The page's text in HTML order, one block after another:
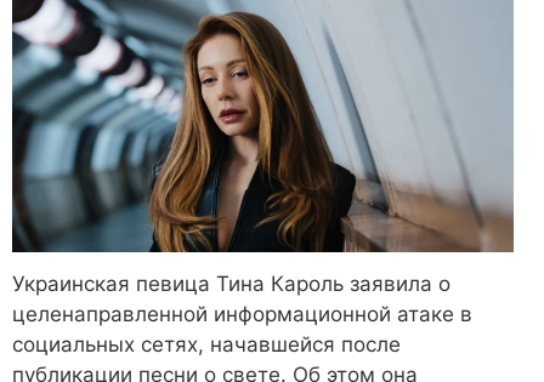
Украинская певица Тина Кароль заявила о
целенаправленной информационной атаке в
социальных сетях, начавшейся после
публикации песни о свете. Об этом она